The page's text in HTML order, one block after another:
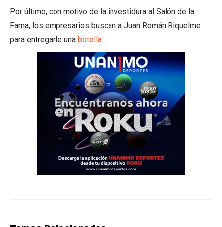
Por último, con motivo de la investidura al Salón de la
Fama, los empresarios buscan a Juan Román Riquelme
para entregarle una botella